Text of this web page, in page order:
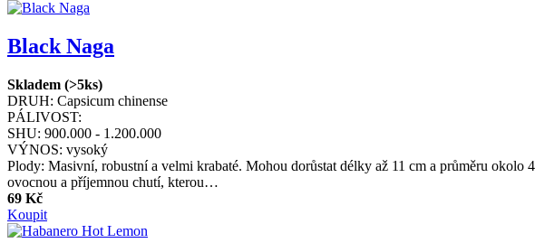
Black Naga
Skladem (>5ks)
DRUH: Capsicum chinense
PÁLIVOST:
SHU: 900.000 - 1.200.000
VÝNOS: vysoký
Plody: Masivní, robustní a velmi krabaté. Mohou dorůstat délky až 11 cm a průměru
ovocnou a příjemnou chutí, kterou…
69 Kč
Koupit